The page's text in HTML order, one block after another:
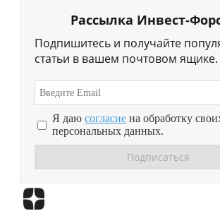
Рассылка Инвест-
Подпишитесь и получайте
статьи в вашем почтовом ящике.
Я даю согласие на обработку
персональных данных.